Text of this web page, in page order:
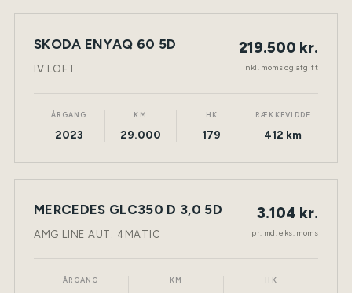
NY BIL ELEKTRISK TØNDER
SKODA ENYAQ 60 5D
IV LOFT
219.500 kr.
inkl. moms og afgift
ÅRGANG
2023
KM
29.000
HK
179
RÆKKEVIDDE
412 km
LEASING NY BIL DIESEL TØNDER
MERCEDES GLC350 D 3,0 5D
AMG LINE AUT. 4MATIC
3.104 kr.
pr. md. eks. moms
ÅRGANG KM HK